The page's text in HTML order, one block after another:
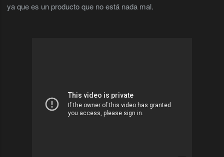
ya que es un producto que no está nada mal.